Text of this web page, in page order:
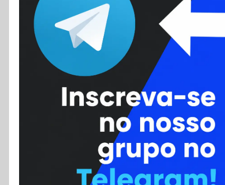
Colunas
Colaboradores
Cursos
Enviar Dica